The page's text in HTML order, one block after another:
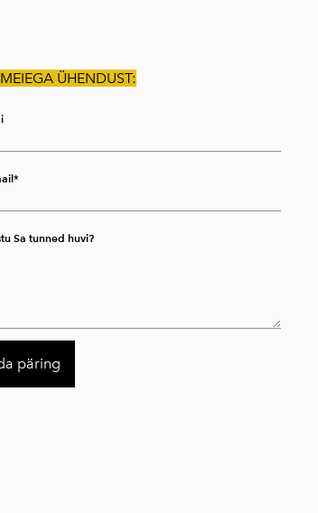
ÜHENDUST:
Sa tunned huvi?